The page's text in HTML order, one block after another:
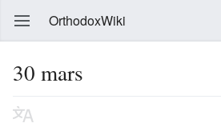
OrthodoxWiki
30 mars